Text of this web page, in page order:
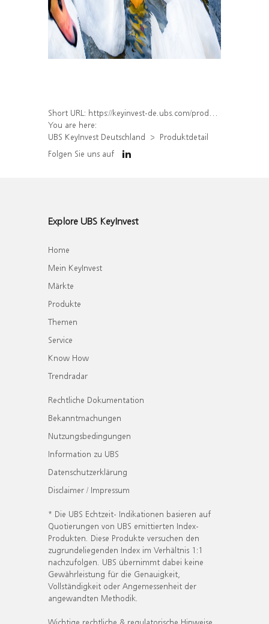
Short URL: https://keyinvest-de.ubs.com/produkt/detail/index/isin/DE000WA4AXX7
You are here:
UBS KeyInvest Deutschland
Produktdetail
Folgen Sie uns auf
Explore UBS KeyInvest
Home
Mein KeyInvest
Märkte
Produkte
Themen
Service
Know How
Trendradar
Rechtliche Dokumentation
Bekanntmachungen
Nutzungsbedingungen
Information zu UBS
Datenschutzerklärung
Disclaimer / Impressum
* Die UBS Echtzeit- Indikationen basieren auf
Quotierungen von UBS emittierten Index-
Produkten. Diese Produkte versuchen den
zugrundeliegenden Index im Verhältnis 1:1
nachzufolgen. UBS übernimmt dabei keine
Gewährleistung für die Genauigkeit,
Vollständigkeit oder Angemessenheit der
angewandten Methodik.